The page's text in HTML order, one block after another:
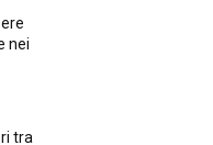
nei
tra